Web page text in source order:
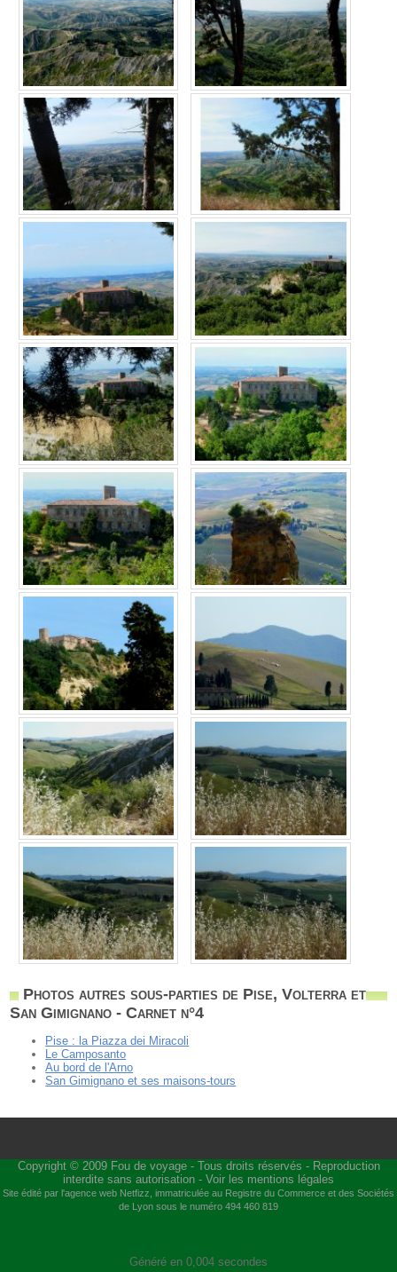
Photos autres sous-parties de Pise, Volterra et
San Gimignano - Carnet n°4
Pise : la Piazza dei Miracoli
Le Camposanto
Au bord de l'Arno
San Gimignano et ses maisons-tours
Copyright © 2009 Fou de voyage- Tous droits réservés - Reproduction
interdite sans autorisation - Voir les mentions légales
Site édité par l'agence web Netfizz , immatriculée au Registre du Commerce et des Sociétés
de Lyon sous le numéro 494 460 819
Généré en 0,004 secondes